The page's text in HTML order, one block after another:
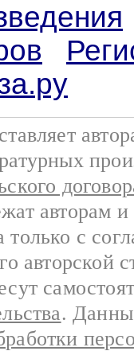
авторам
с
авторской
.